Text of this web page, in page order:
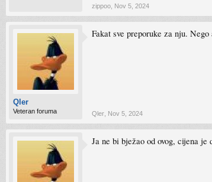
zippoo Nov 5, 2024
Qler
Veteran foruma
Fakat sve preporuke za nju.
Qler Nov 5, 2024
Ja ne bi bježao od ovog, cijena